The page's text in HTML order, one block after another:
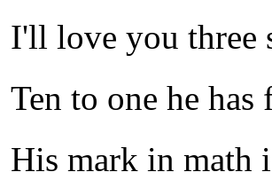
I'll love you three
Ten to one he
His mark in math